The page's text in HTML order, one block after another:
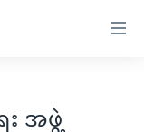
ေး အဖွဲ့